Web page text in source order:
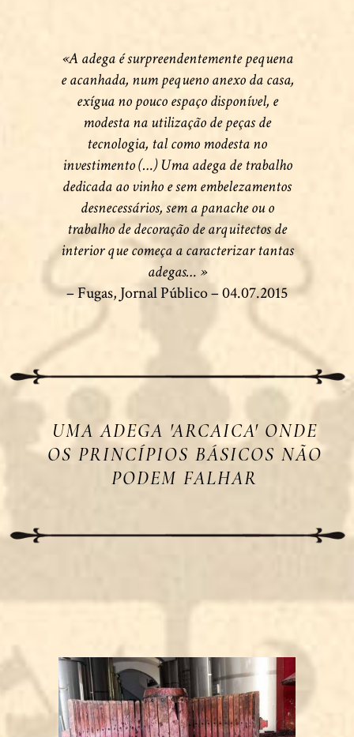
«A adega é surpreendentemente pequena
e acanhada, num pequeno anexo da casa,
exígua no pouco espaço disponível, e
modesta na utilização de peças de
tecnologia, tal como modesta no
investimento (…) Uma adega de trabalho
dedicada ao vinho e sem embelezamentos
desnecessários, sem a panache ou o
trabalho de decoração de arquitectos de
interior que começa a caracterizar tantas
adegas… »
– Fugas, Jornal Público – 04.07.2015
UMA ADEGA 'ARCAICA' ONDE
OS PRINCÍPIOS BÁSICOS NÃO
PODEM FALHAR